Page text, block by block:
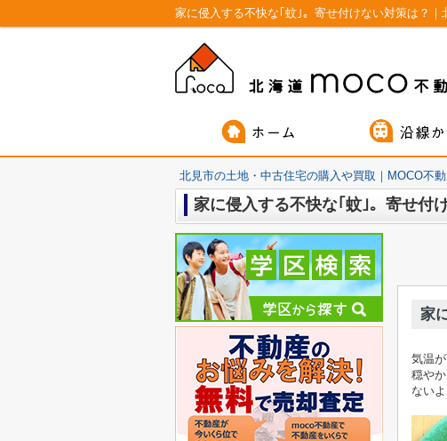
家に侵入する不快な｢蚊｣。寄せ付けない対策は？
北見市の土地・中古住宅の購入や買取｜MOCO不
家に侵入する不快な｢蚊｣。寄せ付
家
気温
穏や
ない